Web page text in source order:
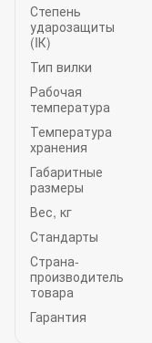
Степень
ударозащиты
(IК)
Тип вилки
Рабочая
температура
Температура
хранения
Габаритные
размеры
Вес, кг
Стандарты
Страна-
производитель
товара
Гарантия